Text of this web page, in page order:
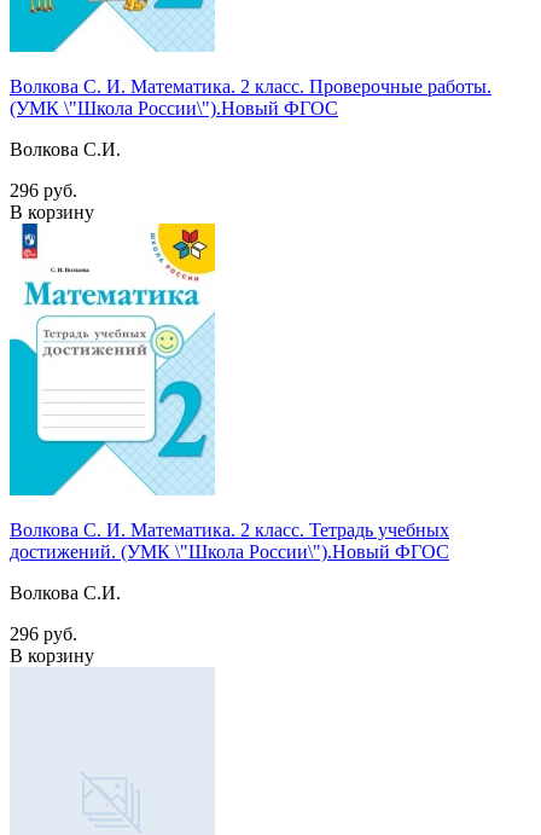
Волкова С. И. Математика. 2 класс. Проверочные работы.
(УМК \"Школа России\").Новый ФГОС
Волкова С.И.
296 руб.
В корзину
Волкова С. И. Математика. 2 класс. Тетрадь учебных
достижений. (УМК \"Школа России\").Новый ФГОС
Волкова С.И.
296 руб.
В корзину